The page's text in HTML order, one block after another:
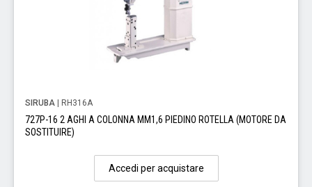
SIRUBA | RH316A
727P-16 2 AGHI A COLONNA MM1,6 PIEDINO ROTELLA (MOTORE DA
SOSTITUIRE)
Accedi per acquistare